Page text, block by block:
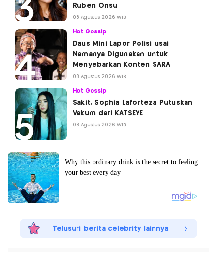
Ruben Onsu
08 Agustus 2026 WIB
Hot Gossip
Daus Mini Lapor Polisi usai
Namanya Digunakan untuk
Menyebarkan Konten SARA
08 Agustus 2026 WIB
Hot Gossip
Sakit, Sophia Laforteza Putuskan
Vakum dari KATSEYE
08 Agustus 2026 WIB
Telusuri berita celebrity lainnya